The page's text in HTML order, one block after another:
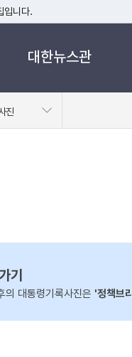
입니다.
부기관이 관리하는 누리집입니
대한뉴스관
진
기
대통령기록사진은 '정책브